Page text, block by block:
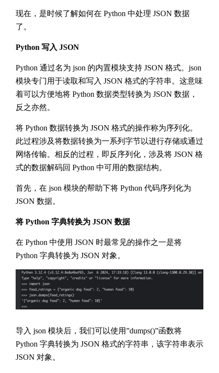
现在，是时候了解如何在 Python 中处理 JSON 数据
了。
Python 写入 JSON
Python 通过名为 json 的内置模块支持 JSON 格式。json
模块专门用于读取和写入 JSON 格式的字符串。这意味
着可以方便地将 Python 数据类型转换为 JSON 数据，
反之亦然。
将 Python 数据转换为 JSON 格式的操作称为序列化。
此过程涉及将数据转换为一系列字节以进行存储或通过
网络传输。相反的过程，即反序列化，涉及将 JSON 格
式的数据解码回 Python 中可用的数据结构。
首先，在 json 模块的帮助下将 Python 代码序列化为
JSON 数据。
将 Python 字典转换为 JSON 数据
在 Python 中使用 JSON 时最常见的操作之一是将
Python 字典转换为 JSON 对象。
导入 json 模块后，我们可以使用”dumps()”函数将
Python 字典转换为 JSON 格式的字符串，该字符串表示
JSON 对象。